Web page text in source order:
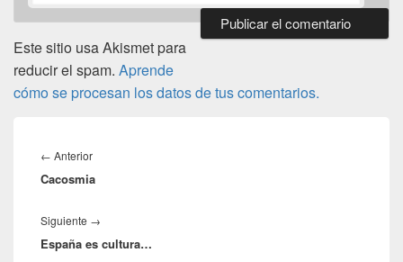
Este sitio usa Akismet para
reducir el spam. Aprende
cómo se procesan los datos de tus comentarios.
de
entradas
← AnteriorEntrada
anterior:
Cacosmia
Siguiente →
siguiente:
España es cultura…